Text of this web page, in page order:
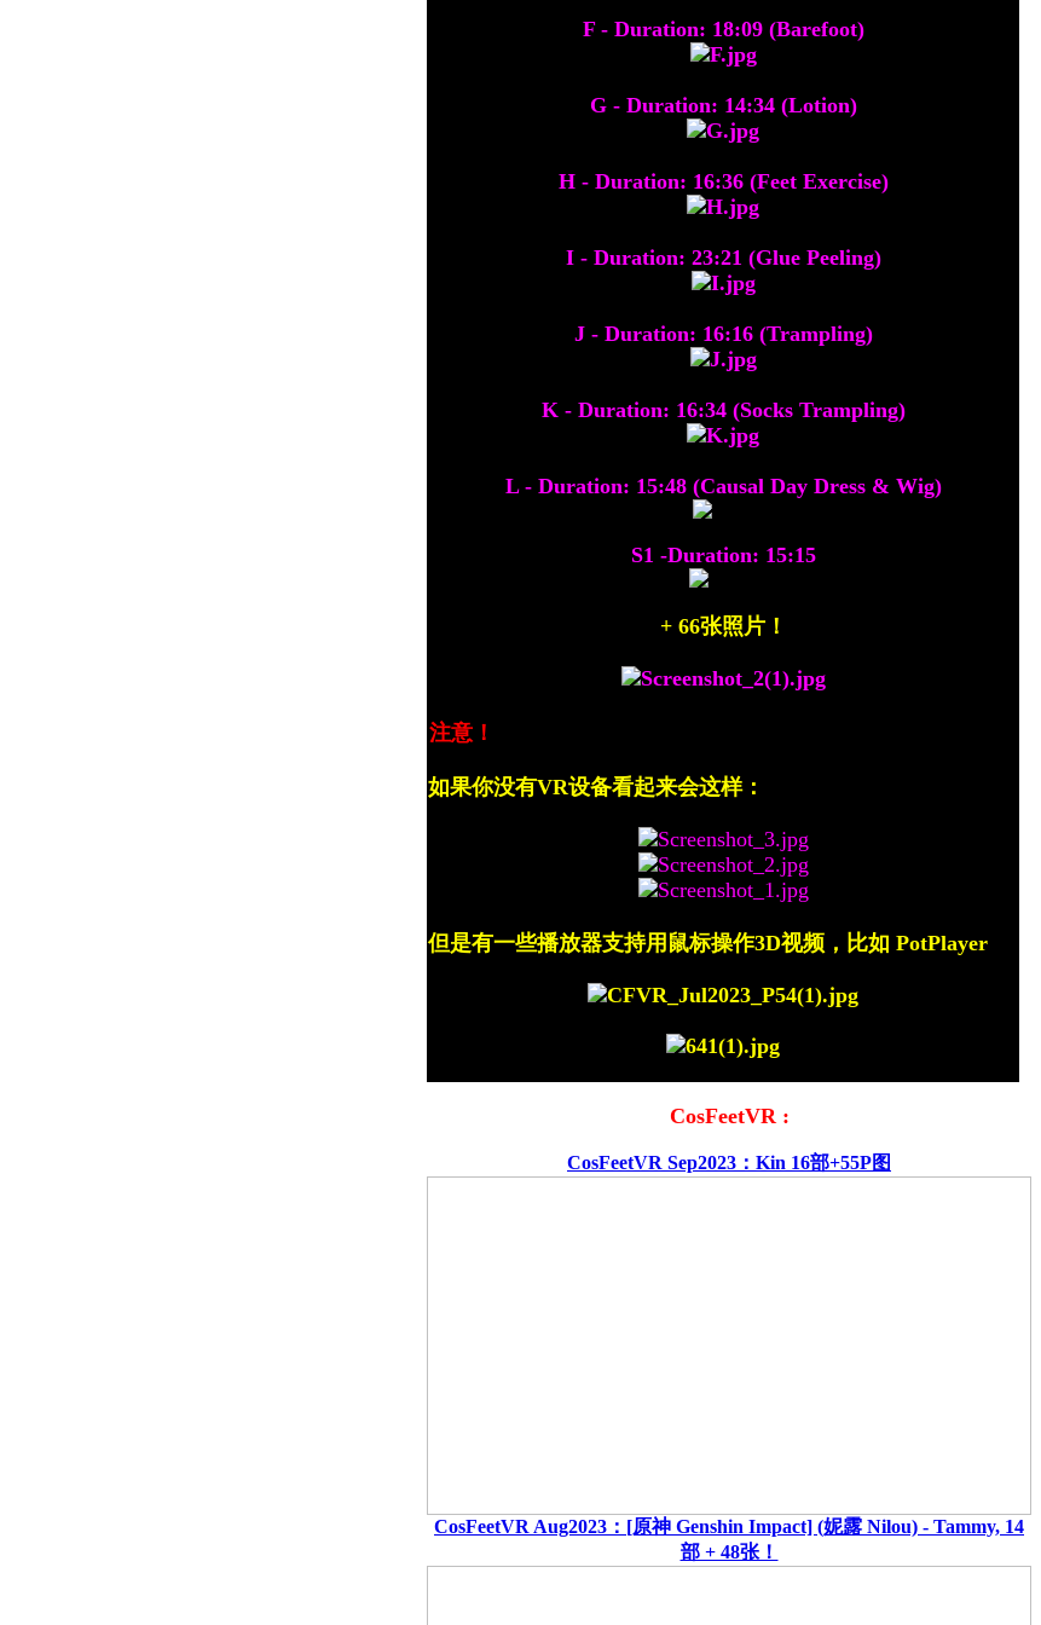
F - Duration: 18:09 (Barefoot)
G - Duration: 14:34 (Lotion)
H - Duration: 16:36 (Feet Exercise)
I - Duration: 23:21 (Glue Peeling)
J - Duration: 16:16 (Trampling)
K - Duration: 16:34 (Socks Trampling)
L - Duration: 15:48 (Causal Day Dress & Wig)
S1 -Duration: 15:15
+ 66张照片！
注意！
如果你没有VR设备看起来会这样：
但是有一些播放器支持用鼠标操作3D视频，比如 PotPlayer
CosFeetVR :
CosFeetVR Sep2023：Kin 16部+55P图
CosFeetVR Aug2023：[原神 Genshin Impact] (妮露 Nilou) - Tammy, 14
部 + 48张！